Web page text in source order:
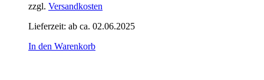
zzgl. Versandkosten
Lieferzeit: ab ca. 02.06.2025
In den Warenkorb